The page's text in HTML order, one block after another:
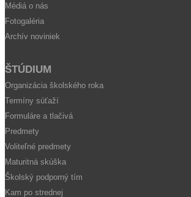
Médiá o nás
Fotogaléria
Archív noviniek
ŠTÚDIUM
Organizácia školského roka
Termíny súťaží
Formuláre a tlačivá
Predmety
Voliteľné predmety
Maturitná skúška
Školský podporný tím
Kam po strednej